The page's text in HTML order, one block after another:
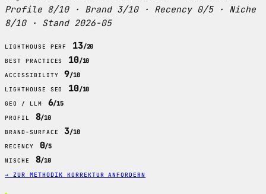
Profile 8/10 · Brand 3/10 · Recency 0/5 · Niche
8/10 · Stand 2026-05
LIGHTHOUSE PERF 13/20
BEST PRACTICES 10/10
ACCESSIBILITY 9/10
LIGHTHOUSE SEO 10/10
GEO / LLM 6/15
PROFIL 8/10
BRAND-SURFACE 3/10
RECENCY 0/5
NISCHE 8/10
→ ZUR METHODIK KORREKTUR ANFORDERN